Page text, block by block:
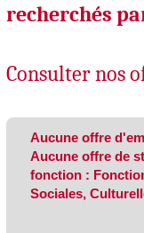
recherchés
Consulter nos
Aucune offre
Aucune offre de
fonction :
Sociales,